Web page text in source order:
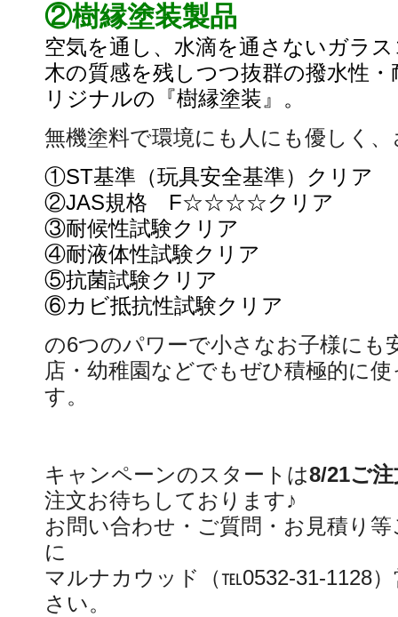
②樹縁塗装製品
空気を通し、水滴を通さないガラ
木の質感を残しつつ抜群の撥水性
リジナルの『樹縁塗装』。
無機塗料で環境にも人にも優しく
①ST基準（玩具安全基準）クリア
②JAS規格 F☆☆☆☆クリア
③耐候性試験クリア
④耐液体性試験クリア
⑤抗菌試験クリア
⑥カビ抵抗性試験クリア
の6つのパワーで小さなお子様にも
店・幼稚園などでもぜひ積極的に
す。
キャンペーンのスタートは8/21ご
注文お待ちしております♪
お問い合わせ・ご質問・お見積り
に
マルナカウッド（℡0532-31-1128
さい。